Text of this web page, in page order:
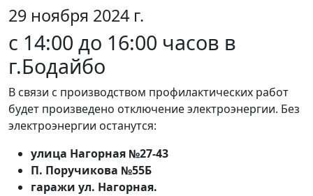
29 ноября 2024 г.
с 14:00 до 16:00 часов в
г.Бодайбо
В связи с производством профилактических работ
будет произведено отключение электроэнергии. Без
электроэнергии останутся:
улица Нагорная №27-43
П. Поручикова №55Б
гаражи ул. Нагорная.